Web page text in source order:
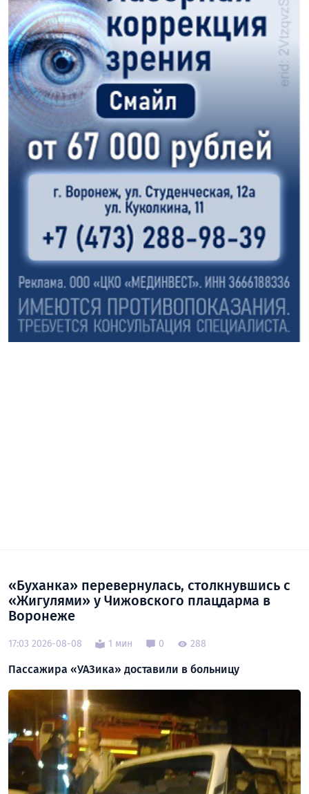
«Буханка» перевернулась, столкнувшись с
«Жигулями» у Чижовского плацдарма в
Воронеже
17:03 2026-08-08 1 мин 0 288
Пассажира «УАЗика» доставили в больницу